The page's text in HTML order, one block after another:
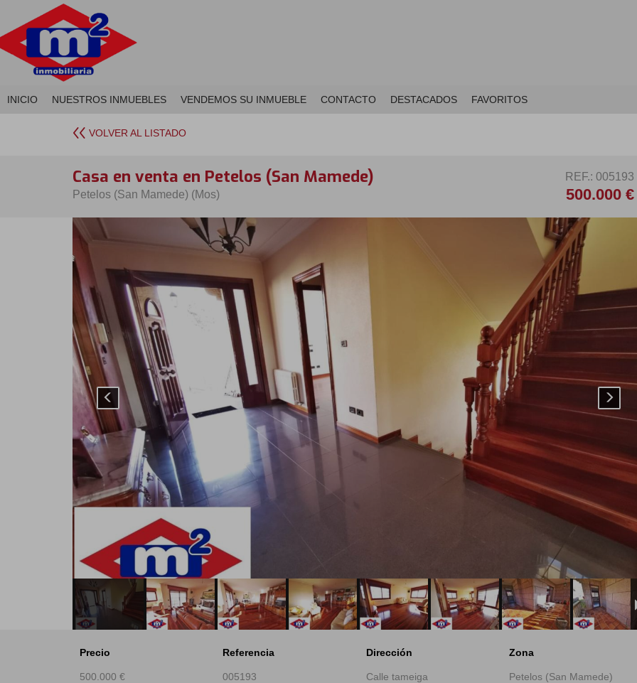
INICIO NUESTROS INMUEBLES VENDEMOS SU INMUEBLE CONTACTO DESTACADOS FAVORITOS
VOLVER AL LISTADO
Casa en venta en Petelos (San Mamede)
Petelos (San Mamede) (Mos)
REF.: 005193
500.000 €
Precio
500.000 €
Referencia
005193
Dirección
Calle tameiga
Zona
Petelos (San Mamede)